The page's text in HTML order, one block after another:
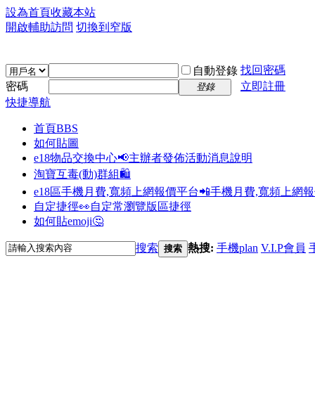
設為首頁收藏本站
開啟輔助訪問 切換到窄版
自動登錄 找回密碼
密碼
登錄
立即註冊
快捷導航
首頁BBS
如何貼圖
e18物品交換中心📢主辦者發佈活動消息說明
淘寶互毒(動)群組🛍️
e18區手機月費,寬頻上網報價平台📲手機月費,寬頻上網
自定捷徑👀自定常瀏覽版區捷徑
如何貼emoji🤔
搜索 搜索 熱搜: 手機plan V.I.P會員